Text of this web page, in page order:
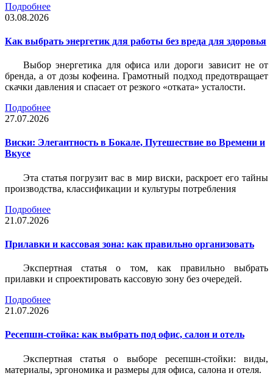
Подробнее
03.08.2026
Как выбрать энергетик для работы без вреда для здоровья
Выбор энергетика для офиса или дороги зависит не от
бренда, а от дозы кофеина. Грамотный подход предотвращает
скачки давления и спасает от резкого «отката» усталости.
Подробнее
27.07.2026
Виски: Элегантность в Бокале, Путешествие во Времени и
Вкусе
Эта статья погрузит вас в мир виски, раскроет его тайны
производства, классификации и культуры потребления
Подробнее
21.07.2026
Прилавки и кассовая зона: как правильно организовать
Экспертная статья о том, как правильно выбрать
прилавки и спроектировать кассовую зону без очередей.
Подробнее
21.07.2026
Ресепшн-стойка: как выбрать под офис, салон и отель
Экспертная статья о выборе ресепшн-стойки: виды,
материалы, эргономика и размеры для офиса, салона и отеля.